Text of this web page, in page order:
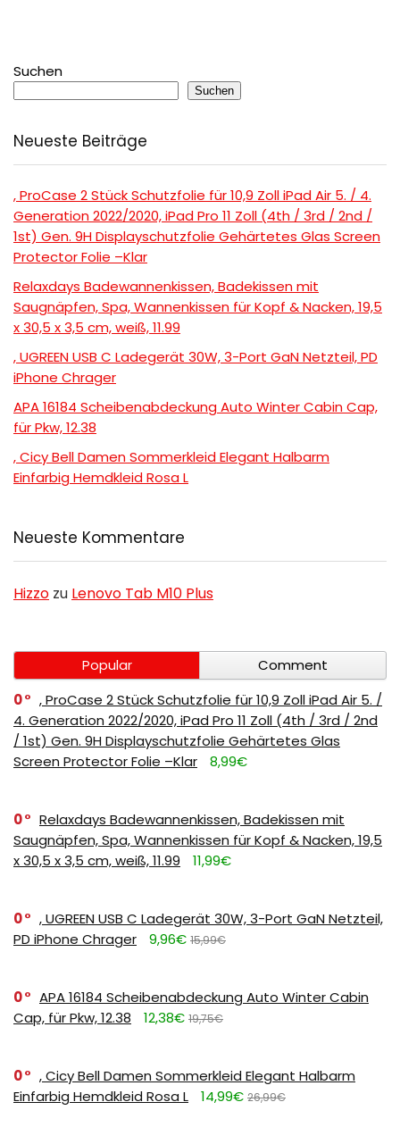
Suchen
Suchen
Neueste Beiträge
, ProCase 2 Stück Schutzfolie für 10,9 Zoll iPad Air 5. / 4.
Generation 2022/2020, iPad Pro 11 Zoll (4th / 3rd / 2nd /
1st) Gen. 9H Displayschutzfolie Gehärtetes Glas Screen
Protector Folie –Klar
Relaxdays Badewannenkissen, Badekissen mit
Saugnäpfen, Spa, Wannenkissen für Kopf & Nacken, 19,5
x 30,5 x 3,5 cm, weiß, 11.99
, UGREEN USB C Ladegerät 30W, 3-Port GaN Netzteil, PD
iPhone Chrager
APA 16184 Scheibenabdeckung Auto Winter Cabin Cap,
für Pkw, 12.38
, Cicy Bell Damen Sommerkleid Elegant Halbarm
Einfarbig Hemdkleid Rosa L
Neueste Kommentare
Hizzo zu Lenovo Tab M10 Plus
Popular
Comment
0
, ProCase 2 Stück Schutzfolie für 10,9 Zoll iPad Air 5. /
4. Generation 2022/2020, iPad Pro 11 Zoll (4th / 3rd / 2nd
/ 1st) Gen. 9H Displayschutzfolie Gehärtetes Glas
Screen Protector Folie –Klar
8,99€
0
Relaxdays Badewannenkissen, Badekissen mit
Saugnäpfen, Spa, Wannenkissen für Kopf & Nacken, 19,5
x 30,5 x 3,5 cm, weiß, 11.99
11,99€
0
, UGREEN USB C Ladegerät 30W, 3-Port GaN Netzteil,
PD iPhone Chrager
9,96€ 15,99€
0
APA 16184 Scheibenabdeckung Auto Winter Cabin
Cap, für Pkw, 12.38
12,38€ 19,75€
0
, Cicy Bell Damen Sommerkleid Elegant Halbarm
Einfarbig Hemdkleid Rosa L
14,99€ 26,99€